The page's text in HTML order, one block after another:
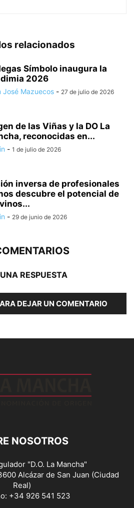
relacionados
Símbolo inaugura la
2026
José Mazuecos - 27 de julio de 2026
de las Viñas y la DO La
reconocidas en...
- 1 de julio de 2026
inversa de profesionales
descubre el potencial de
- 29 de junio de 2026
RESPUESTA
DEJAR UN COMENTARIO
NOSOTROS
"D.O. La Mancha"
Alcázar de San Juan (Ciudad
Real)
+34 926 541 523